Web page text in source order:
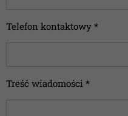
Telefon kontaktowy *
Treść wiadomości *